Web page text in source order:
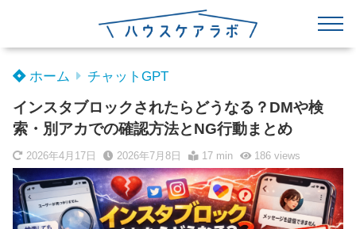
ホーム チャットGPT
インスタブロックされたらどうなる？DMや検
索・別アカでの確認方法とNG行動まとめ
2026年4月17日 2026年7月8日 17 min 186views